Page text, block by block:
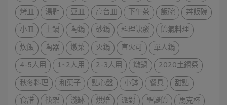
烤皿
湯匙 豆皿 高台皿 下午茶 飯碗
丼飯碗
小皿
土鍋 陶鍋 砂鍋 料理訣竅
節氣料理
炊飯
陶器 燉菜 火鍋 直火可
單人鍋
4-5人用
1~2人用 2-3人用 燉鍋
2020土鍋祭
秋冬料理
和菓子 點心盤 小缽 餐具
甜點
食譜
筷架 淺缽 烘焙 派對 聖誕節
馬克杯